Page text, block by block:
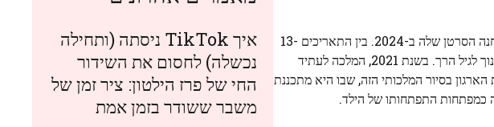
הטיול באיטליה בן היומיים של מידלטון מציין את יציאת הסולו הראשונה שלה מעבר לים מאז ששיתפה את אבחנה הסרטן שלה ב-2024. בין התאריכים 13-
14 במאי, הנסיכה מוויילס תהיה ברג'יו אמיליה לביקור הקשור לאחת המטרות הקרובות והיקרות ביותר שלה: חינוך לגיל הרך. בשנת 2021, המלכה לעתיד
בסיור המלכותי הזה, שבו היא מתכננת
איך TikTok ניסתה (ותחילה
נכשלה) לחסום את השידור
החי של פרז הילטון: ציר זמן של
משבר ששודר בזמן אמת